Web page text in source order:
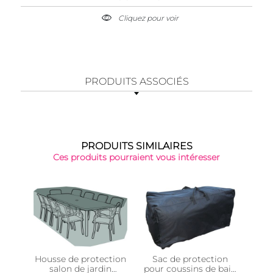
Cliquez pour voir
PRODUITS ASSOCIÉS
PRODUITS SIMILAIRES
Ces produits pourraient vous intéresser
Housse de protection
salon de jardin
Sac de protection
pour coussins de bain